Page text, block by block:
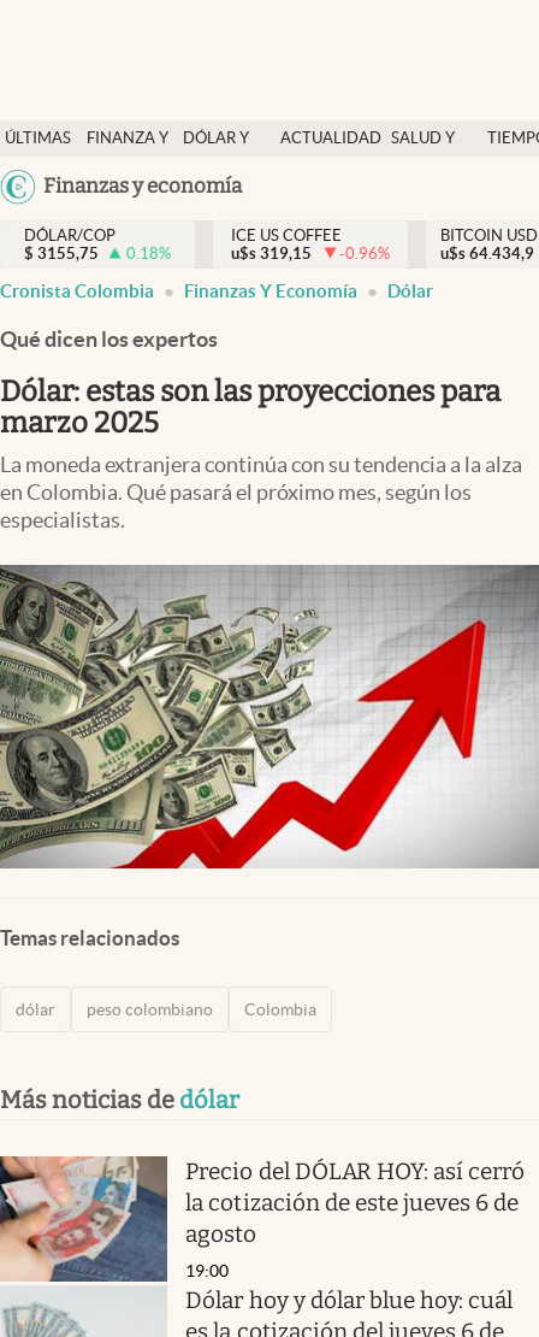
ÚLTIMAS
NOTICIAS
FINANZA Y
DÓLAR Y
ACTUALIDAD SALUD Y
México
Finanzas y economía
Salud y nutrición
Vida espiritual
Actualidad
Colombia
DÓLAR/COP
$ 3155,75 0.18%
ICE US COFFEE
u$s 319,15 -0.96%
BITCOIN USD
u$s 64.434,9
Cronista Colombia Finanzas Y Economía Dólar
Qué dicen los expertos
Dólar: estas son las proyecciones para
marzo 2025
La moneda extranjera continúa con su tendencia a la alza
en Colombia. Qué pasará el próximo mes, según los
especialistas.
Temas relacionados
dólar peso colombiano Colombia
Más noticias de dólar
Precio del DÓLAR HOY: así cerró
la cotización de este jueves 6 de
agosto
19:00
Dólar hoy y dólar blue hoy: cuál